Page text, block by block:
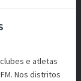
e atletas
Nos distritos